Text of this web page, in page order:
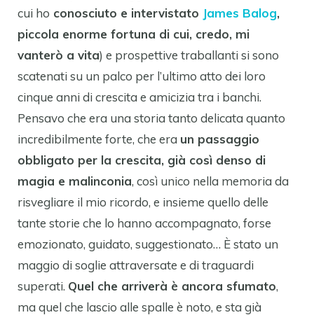
cui ho conosciuto e intervistato James Balog,
piccola enorme fortuna di cui, credo, mi
vanterò a vita) e prospettive traballanti si sono
scatenati su un palco per l’ultimo atto dei loro
cinque anni di crescita e amicizia tra i banchi.
Pensavo che era una storia tanto delicata quanto
incredibilmente forte, che era un passaggio
obbligato per la crescita, già così denso di
magia e malinconia, così unico nella memoria da
risvegliare il mio ricordo, e insieme quello delle
tante storie che lo hanno accompagnato, forse
emozionato, guidato, suggestionato… È stato un
maggio di soglie attraversate e di traguardi
superati. Quel che arriverà è ancora sfumato,
ma quel che lascio alle spalle è noto, e sta già